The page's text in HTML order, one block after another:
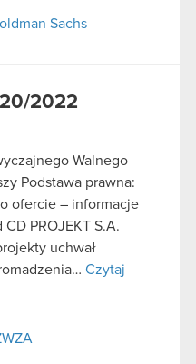
Sachs
2022
Walnego
Podstawa prawna:
ofercie – informacje
PROJEKT S.A.
uchwał
Czytaj